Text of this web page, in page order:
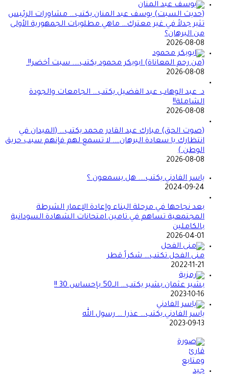
(حديث السبت) يوسف عبد المنان يكتب… مشاورات الرئيس
تثير جدلاً في غير معترك… ماهي مطلوبات الجمهورية الأولى
من البرهان؟
2026-08-08
(من رحم المعاناة) ابوبكر محمود يكتب…. سبت أخضر!!
2026-08-08
د. عبد الوهاب عبد الفضيل يكتب… الجامعات والجودة
الشاملة!!
2026-08-08
(صوت الحق) مبارك عبد القادر محمد يكتب… (الميدان في
انتظارك يا سعادة البرهان…. لا تسمع لهم فإنهم سبب حريق
الوطن )
2026-08-08
ياسر الفادني يكتب…. هل يسمعون ؟
2024-09-24
بعد نجاحها في مرحلة البناء وإعادة الإعمار الشرطة
المجتمعية تساهم في تامين امتحانات الشهادة السودانية
بالكاملين
2026-04-01
منى الفحل تكتب… شكراً قطر
2022-11-21
بشير عثمان بشير يكتب… الــ50 بإحساس 30 !!
2023-10-16
ياسر الفادني يكتب… عذرا … رسول الله
2023-09-13